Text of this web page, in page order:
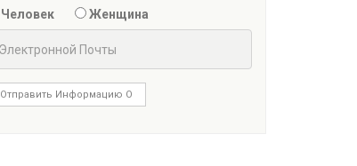
Человек Женщина
Отправить Информацию О